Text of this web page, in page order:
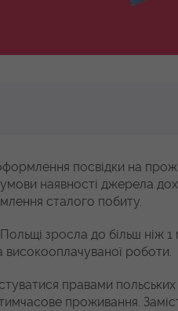
посвідки на
наявності джерела
сталого побиту.
Польщі зросла до більш
високооплачуваної роботи.
правами
проживання.